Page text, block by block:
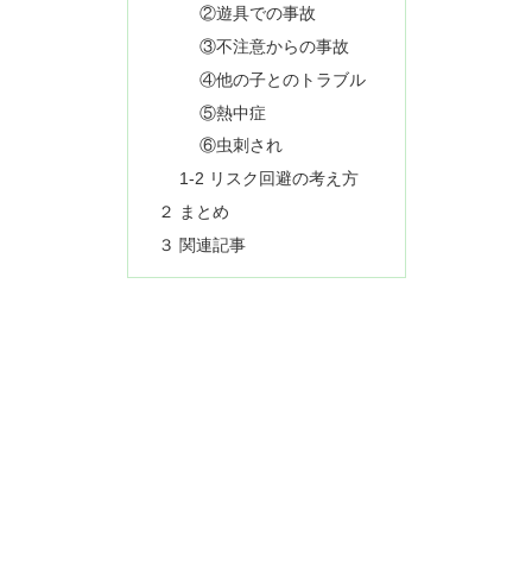
②遊具での事故
③不注意からの事故
④他の子とのトラブル
⑤熱中症
⑥虫刺され
1-2 リスク回避の考え方
２ まとめ
３ 関連記事